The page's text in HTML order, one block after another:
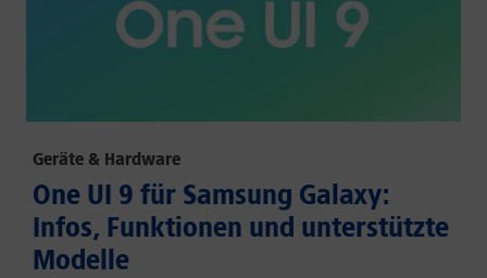
Geräte & Hardware
One UI 9 für Samsung Galaxy:
Infos, Funktionen und unterstützte
Modelle